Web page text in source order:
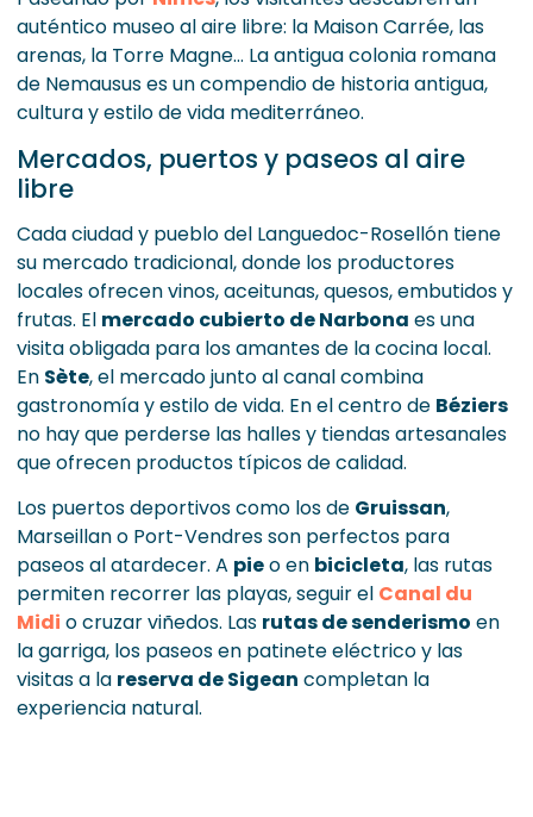
auténtico museo al aire libre: la Maison Carrée, las
arenas, la Torre Magne... La antigua colonia romana
de Nemausus es un compendio de historia antigua,
cultura y estilo de vida mediterráneo.
Mercados, puertos y paseos al aire
libre
Cada ciudad y pueblo del Languedoc-Rosellón tiene
su mercado tradicional, donde los productores
locales ofrecen vinos, aceitunas, quesos, embutidos y
frutas. El mercado cubierto de Narbona es una
visita obligada para los amantes de la cocina local.
En Sète, el mercado junto al canal combina
gastronomía y estilo de vida. En el centro de Béziers
no hay que perderse las halles y tiendas artesanales
que ofrecen productos típicos de calidad.
Los puertos deportivos como los de Gruissan,
Marseillan o Port-Vendres son perfectos para
paseos al atardecer. A pieo en bicicleta, las rutas
permiten recorrer las playas, seguir el Canal du
Midi o cruzar viñedos. Las rutas de senderismo en
la garriga, los paseos en patinete eléctrico y las
visitas a la reserva de Sigean completan la
experiencia natural.